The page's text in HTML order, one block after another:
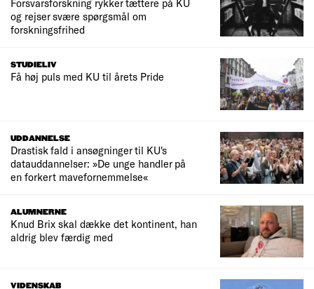
Forsvarsforskning rykker tættere på KU
og rejser svære spørgsmål om
forskningsfrihed
STUDIELIV
Få høj puls med KU til årets Pride
UDDANNELSE
Drastisk fald i ansøgninger til KU's
datauddannelser: »De unge handler på
en forkert mavefornemmelse«
ALUMNERNE
Knud Brix skal dække det kontinent, han
aldrig blev færdig med
VIDENSKAB